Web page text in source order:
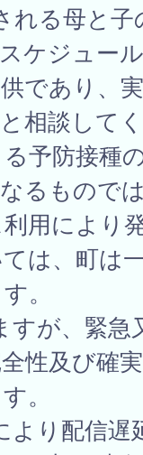
る母と子
ケジュール
であり、実
相談してく
予防接種
るものでは
用により
は、町は
。
が、緊急
性及び確実
。
り配信遅